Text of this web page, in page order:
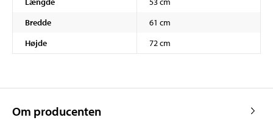
Bredde
61 cm
Højde
72 cm
Om producenten